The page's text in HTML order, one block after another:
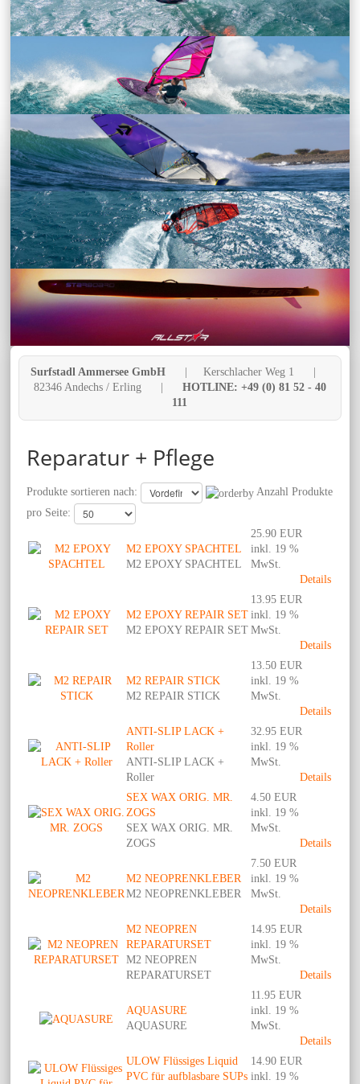
Surfstadl Ammersee GmbH | Kerschlacher Weg 1 |
82346 Andechs / Erling | HOTLINE: +49 (0) 81 52 - 40
111
Reparatur + Pflege
Produkte sortieren nach:
Anzahl Produkte
pro Seite:
M2 EPOXY SPACHTEL
M2 EPOXY SPACHTEL
25.90 EUR
inkl. 19 %
MwSt.
Details
M2 EPOXY REPAIR SET
M2 EPOXY REPAIR SET
13.95 EUR
inkl. 19 %
MwSt.
Details
M2 REPAIR STICK
M2 REPAIR STICK
13.50 EUR
inkl. 19 %
MwSt.
Details
ANTI-SLIP LACK +
Roller
ANTI-SLIP LACK +
Roller
32.95 EUR
inkl. 19 %
MwSt.
Details
SEX WAX ORIG. MR.
ZOGS
SEX WAX ORIG. MR.
ZOGS
4.50 EUR
inkl. 19 %
MwSt.
Details
M2 NEOPRENKLEBER
M2 NEOPRENKLEBER
7.50 EUR
inkl. 19 %
MwSt.
Details
M2 NEOPREN
REPARATURSET
M2 NEOPREN
REPARATURSET
14.95 EUR
inkl. 19 %
MwSt.
Details
AQUASURE
AQUASURE
11.95 EUR
inkl. 19 %
MwSt.
Details
ULOW Flüssiges Liquid
PVC für aufblasbare SUPs
14.90 EUR
inkl. 19 %